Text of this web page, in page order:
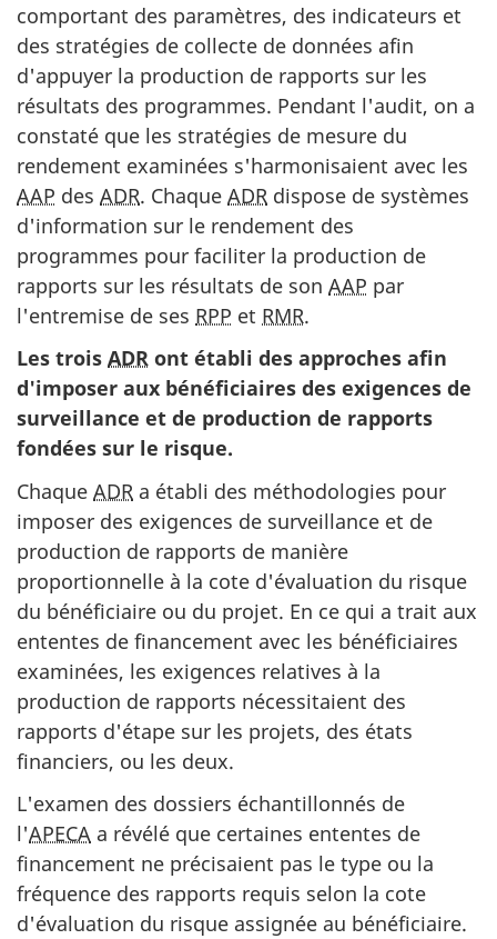
comportant des paramètres, des indicateurs et
des stratégies de collecte de données afin
d'appuyer la production de rapports sur les
résultats des programmes. Pendant l'audit, on a
constaté que les stratégies de mesure du
rendement examinées s'harmonisaient avec les
AAP des ADR. Chaque ADR dispose de systèmes
d'information sur le rendement des
programmes pour faciliter la production de
rapports sur les résultats de son AAP par
l'entremise de ses RPP et RMR.
Les trois ADR ont établi des approches afin
d'imposer aux bénéficiaires des exigences de
surveillance et de production de rapports
fondées sur le risque.
Chaque ADR a établi des méthodologies pour
imposer des exigences de surveillance et de
production de rapports de manière
proportionnelle à la cote d'évaluation du risque
du bénéficiaire ou du projet. En ce qui a trait aux
ententes de financement avec les bénéficiaires
examinées, les exigences relatives à la
production de rapports nécessitaient des
rapports d'étape sur les projets, des états
financiers, ou les deux.
L'examen des dossiers échantillonnés de
l'APECA a révélé que certaines ententes de
financement ne précisaient pas le type ou la
fréquence des rapports requis selon la cote
d'évaluation du risque assignée au bénéficiaire.